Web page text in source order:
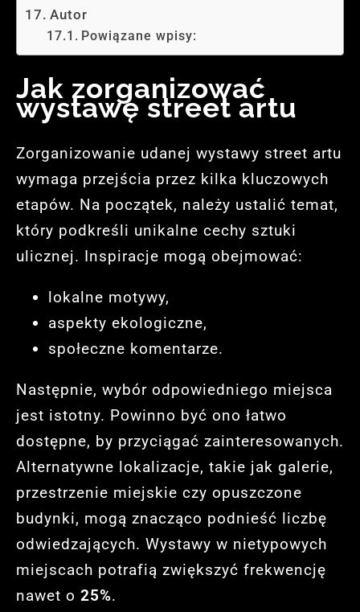
Autor
Powiązane wpisy:
Jak zorganizować
wystawę street artu
Zorganizowanie udanej wystawy street artu
wymaga przejścia przez kilka kluczowych
etapów. Na początek, należy ustalić temat,
który podkreśli unikalne cechy sztuki
ulicznej. Inspiracje mogą obejmować:
lokalne motywy,
aspekty ekologiczne,
społeczne komentarze.
Następnie, wybór odpowiedniego miejsca
jest istotny. Powinno być ono łatwo
dostępne, by przyciągać zainteresowanych.
Alternatywne lokalizacje, takie jak galerie,
przestrzenie miejskie czy opuszczone
budynki, mogą znacząco podnieść liczbę
odwiedzających. Wystawy w nietypowych
miejscach potrafią zwiększyć frekwencję
nawet o 25%.